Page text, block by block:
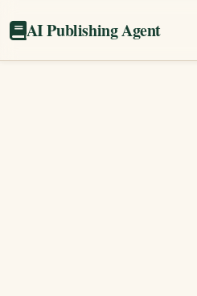
AI Publishing Agent